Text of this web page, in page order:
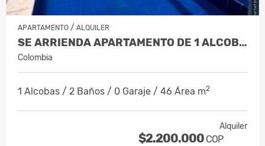
APARTAMENTO / ALQUILER
SE ARRIENDA APARTAMENTO DE 1 ALCOBA, 4…
Colombia
1 Alcobas / 2 Baños / 0 Garaje / 46 Área m2
Alquiler
$2.200.000 COP